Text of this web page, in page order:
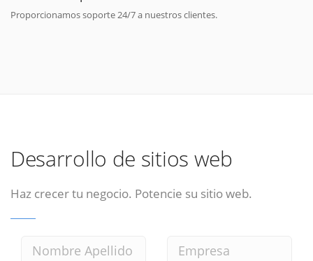
Proporcionamos soporte 24/7 a nuestros clientes.
Desarrollo de sitios web
Haz crecer tu negocio. Potencie su sitio web.